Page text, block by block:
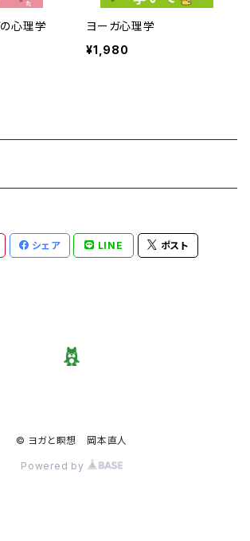
心理学
ヨーガ心理学
¥1,980
シェア LINE ポスト
© ヨガと瞑想 岡本直人
Powered by